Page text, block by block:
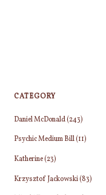
CATEGORY
Daniel McDonald(243)
Psychic Medium Bill(11)
Katherine(23)
Krzysztof Jackowski(83)